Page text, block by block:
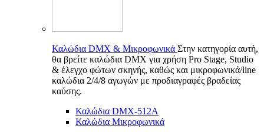
Καλώδια DMX & Μικροφωνικά Στην κατηγορία αυτή,
θα βρείτε καλώδια DMX για χρήση Pro Stage, Studio
& έλεγχο φώτων σκηνής, καθώς και μικροφωνικά/line
καλώδια 2/4/8 αγωγών με προδιαγραφές βραδείας
καύσης.
Καλώδια DMX-512A
Καλώδια Μικροφωνικά